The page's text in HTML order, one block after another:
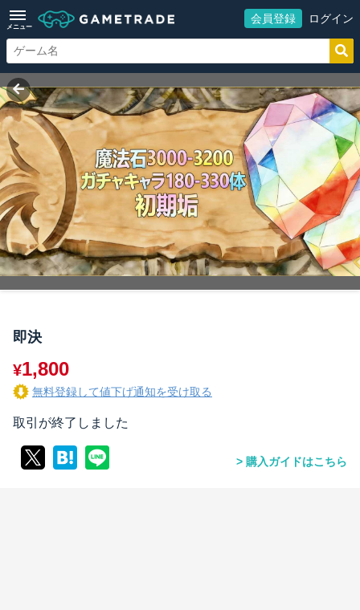
メニュー
会員登録 ログイン
即決
¥1,800
無料登録して値下げ通知を受け取る
取引が終了しました
購入ガイドはこちら